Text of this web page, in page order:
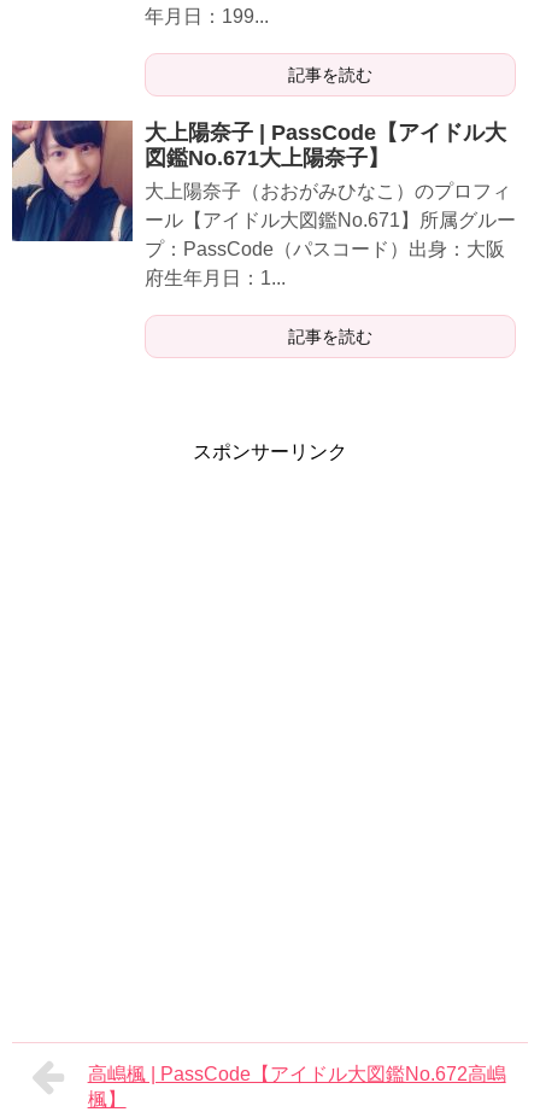
年月日：199...
記事を読む
大上陽奈子 | PassCode【アイドル大
図鑑No.671大上陽奈子】
大上陽奈子（おおがみひなこ）のプロフィ
ール【アイドル大図鑑No.671】所属グルー
プ：PassCode（パスコード）出身：大阪
府生年月日：1...
記事を読む
スポンサーリンク
高嶋楓 | PassCode【アイドル大図鑑No.672高嶋
楓】